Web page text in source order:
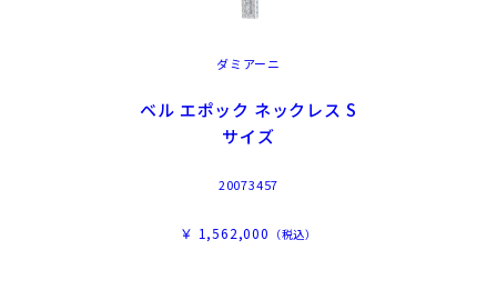
ダミアーニ
ベル エポック ネックレス S
サイズ
20073457
￥ 1,562,000 （税込）